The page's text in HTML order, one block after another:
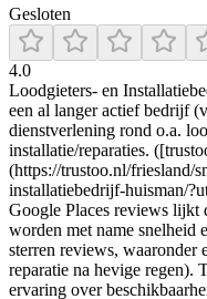
Gesloten
4.0
Loodgieters- en
een al langer actief bedrijf
dienstverlening rond o.a.
installatie/reparaties.
(https://trustoo.nl/friesland/
installatiebedrijf-huisman/
Google Places reviews lijkt
worden met name snelheid
sterren reviews, waaronder
reparatie na hevige regen).
ervaring over